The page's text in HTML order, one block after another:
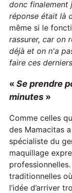
donc finalement
réponse était là
même si le
rassurer, car on
déjà et on n'a
faire ces
«Se prendre
minutes »
Comme celles
des Mamacitas
spécialiste du
maquillage
traditionnelles
l’idée d’arriver